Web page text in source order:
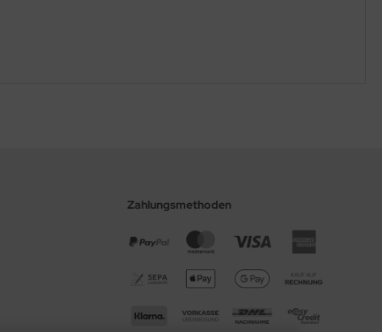
Zahlungsmethoden